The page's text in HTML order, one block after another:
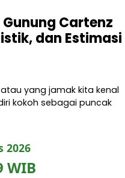
Cartenz
dan Estimasi
yang jamak kita kenal
kokoh sebagai puncak
2026
WIB